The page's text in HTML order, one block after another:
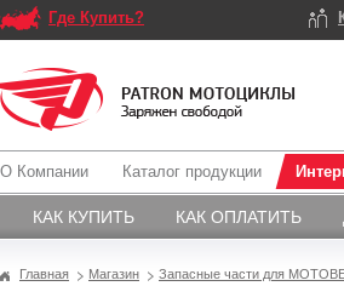
Где Купить?
О Компании Каталог продукции
КАК КУПИТЬ КАК ОПЛАТИТЬ
Главная Магазин Запасные части для